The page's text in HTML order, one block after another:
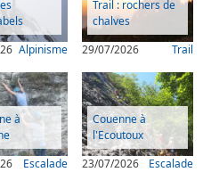
Alpinisme
Trail : rochers de
chalves
Trail
29/07/2026
à
Escalade
Couenne à
l'Ecoutoux
Escalade
23/07/2026